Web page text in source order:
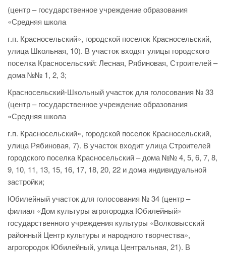
(центр – государственное учреждение образования
«Средняя школа
г.п. Красносельский», городской поселок Красносельский,
улица Школьная, 10). В участок входят улицы городского
поселка Красносельский: Лесная, Рябиновая, Строителей –
дома №№ 1, 2, 3;
Красносельский-Школьный участок для голосования № 33
(центр – государственное учреждение образования
«Средняя школа
г.п. Красносельский», городской поселок Красносельский,
улица Рябиновая, 7). В участок входит улица Строителей
городского поселка Красносельский – дома №№ 4, 5, 6, 7, 8,
9, 10, 11, 13, 15, 16, 17, 18, 20, 22 и дома индивидуальной
застройки;
Юбилейный участок для голосования № 34 (центр –
филиал «Дом культуры агрогородка Юбилейный»
государственного учреждения культуры «Волковысский
районный Центр культуры и народного творчества»,
агрогородок Юбилейный, улица Центральная, 21). В